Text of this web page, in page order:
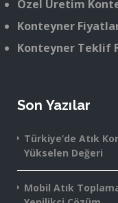
Özel Üretim
Konteyner
Konteyner Teklif
Son Yazılar
Türkiye’de Atık
Yükselen Değeri
Mobil Atık